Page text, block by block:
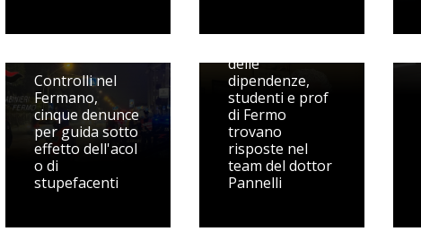
Controlli nel
Fermano,
cinque denunce
per guida sotto
effetto dell'acol
o di
stupefacenti
psicologico e
delle
dipendenze,
studenti e prof
di Fermo
trovano
risposte nel
team del dottor
Pannelli